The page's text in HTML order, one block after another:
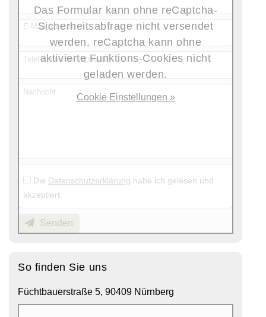
E-Mail-Adresse
Telefonnummer (optional)
Nachricht
Die Datenschutzerklärung habe ich gelesen und
akzeptiert.
Senden
Das Formular kann ohne reCaptcha-
Sicherheitsabfrage nicht versendet
werden. reCaptcha kann ohne
aktivierte Funktions-Cookies nicht
geladen werden.
Cookie Einstellungen »
So finden Sie uns
Füchtbauerstraße 5, 90409 Nürnberg